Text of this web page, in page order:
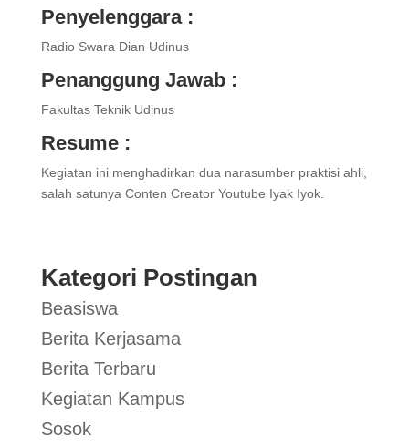
Penyelenggara :
Radio Swara Dian Udinus
Penanggung Jawab :
Fakultas Teknik Udinus
Resume :
Kegiatan ini menghadirkan dua narasumber praktisi ahli,
salah satunya Conten Creator Youtube Iyak Iyok.
Kategori Postingan
Beasiswa
Berita Kerjasama
Berita Terbaru
Kegiatan Kampus
Sosok